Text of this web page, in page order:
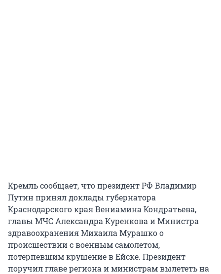
Кремль сообщает, что президент РФ Владимир
Путин принял доклады губернатора
Краснодарского края Вениамина Кондратьева,
главы МЧС Александра Куренкова и Министра
здравоохранения Михаила Мурашко о
происшествии с военным самолетом,
потерпевшим крушение в Ейске. Президент
поручил главе региона и министрам вылететь на